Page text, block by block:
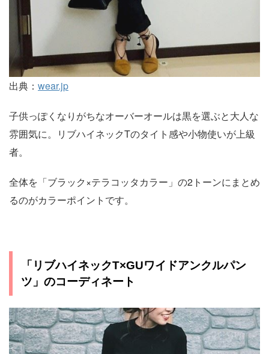
出典： wear.jp
子供っぽくなりがちなオーバーオールは黒を選ぶと大人な
雰囲気に。リブハイネックTのタイト感や小物使いが上級
者。
全体を「ブラック×テラコッタカラー」の2トーンにまとめ
るのがカラーポイントです。
「リブハイネックT×GUワイドアンクルパン
ツ」のコーディネート